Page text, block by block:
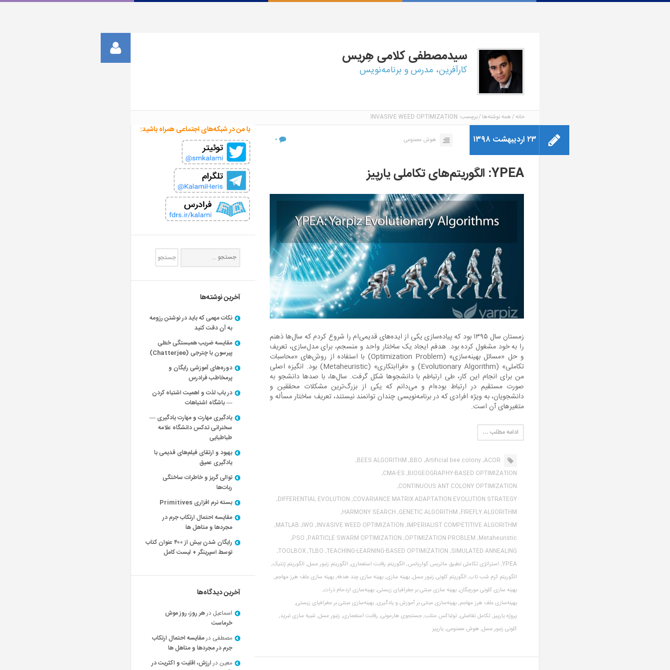
سیدمصطفیکلامی هِریس
کارآفرین، مدرس و برنامه‌نویس
خانه همه نوشته‌ها برچسب: INVASIVE WEED OPTIMIZATION
۲۳ اردیبهشت ۱۳۹۸ هوش مصنوعی ۰
YPEA: الگوریتم‌های تکاملی یارپیز
زمستان سال ۱۳۹۵ بود که پیاده‌سازی یکی از ایده‌های قدیمی‌ام را شروع کردم که سال‌ها ذهنم
را به خود مشغول کرده بود. هدفم ایجاد یک ساختار واحد و منسجم، برای مدل‌سازی، تعریف
و حل «مسائل بهینه‌سازی» (Optimization Problem) با استفاده از روش‌های «محاسبات
تکاملی» (Evolutionary Algorithm) و «فراابتکاری» (Metaheuristic) بود. انگیزه اصلی
من برای انجام این کار، طی ارتباطم با دانشجوها شکل گرفت. سال‌ها، با صدها دانشجو به
صورت مستقیم در ارتباط بوده‌ام و می‌دانم که یکی از بزرگ‌ترین مشکلات محققین و
دانشجویان، به ویژه افرادی که در برنامه‌نویسی چندان توانمند نیستند، تعریف ساختار مسأله و
متغیرهای آن است.
ادامه مطلب …
ACOR,
Artificial bee colony,
BBO,
BEES ALGORITHM,
BIOGEOGRAPHY-BASED OPTIMIZATION,
CMA-ES,
CONTINUOUS ANT COLONY OPTIMIZATION,
COVARIANCE MATRIX ADAPTATION EVOLUTION STRATEGY,
DIFFERENTIAL EVOLUTION,
FIREFLY ALGORITHM,
GENETIC ALGORITHM,
HARMONY SEARCH,
IMPERIALIST COMPETITIVE ALGORITHM,
INVASIVE WEED OPTIMIZATION,
IWO,
MATLAB,
Metaheuristic,
OPTIMIZATION PROBLEM,
PARTICLE SWARM OPTIMIZATION,
PSO,
SIMULATED ANNEALING,
TEACHING-LEARNING-BASED OPTIMIZATION,
TLBO,
TOOLBOX,
YPEA, استراتژی تکاملی تطبیق ماتریس کواریانس, الگوریتم رقابت استعماری, الگوریتم زنبور عسل, الگوریتم ژنتیک,
الگوریتم کرم شب تاب, الگوریتم کلونی زنبور عسل,بهینه سازی,بهینه سازی چند هدفه,بهینه سازی علف هرز مهاجم,
بهینه سازی کلونی مورچگان,بهینه سازی مبتنی بر جغرافیای زیستی,بهینه‌سازی ازدحام ذرات,
بهینه‌سازی علف هرز مهاجم,بهینه‌سازی مبتنی بر آموزش و یادگیری,بهینه‌سازی مبتنی بر جغرافیای زیستی,
پروژه یارپیز,تکامل تفاضلی,تولباکس متلب,جستجوی هارمونی, رقابت استعماری, زنبور عسل, شبیه سازی تبرید,
کلونی زنبور عسل, هوش مصنوعی, یارپیز
با من در شبکه‌های اجتماعی همراه باشید:
آخرین نوشته‌ها
نکات مهمی که باید در نوشتن رزومه
به آن دقت کنید
مقایسه ضریب همبستگی خطی
پیرسون با چترجی (Chatterjee)
دوره‌های آموزشی رایگان و
پرمخاطب فرادرس
در باب لذت و اهمیت اشتباه کردن
— باشگاه اشتباهات
یادگیری مهارت و مهارت یادگیری —
سخنرانی تدکس دانشگاه علامه
طباطبایی
بهبود و ارتقای فیلم‌های قدیمی با
یادگیری عمیق
توالی گریز و خاطرات ساختگی
ربات‌ها
بسته نرم افزاری Primitives
مقایسه احتمال ارتکاب جرم در
مجردها و متاهل ها
رایگان شدن بیش از ۴۰۰ عنوان کتاب
توسط اسپرینگر + لیست کامل
آخرین دیدگاه‌ها
اسماعیل درهر روز، روز موش
خرماست
مصطفی درمقایسه احتمال ارتکاب
جرم در مجردها و متاهل ها
معین درارزش، اقلیت و اکثریت در